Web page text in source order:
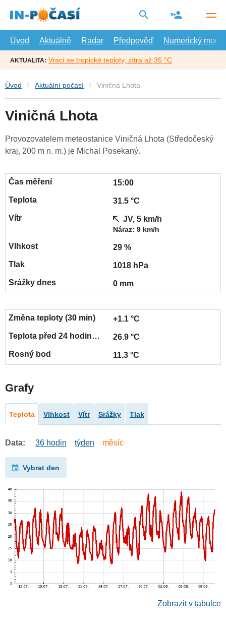
hlavní
Úvod
Aktuálně Radar Předpověď Numerický model
AKTUALITA: Vrací se tropické teploty, zítra až 35 °C
Úvod Aktuální počasí Viničná Lhota
Viničná Lhota
Provozovatelem meteostanice Viničná Lhota (Středočeský
kraj, 200 m n. m.) je Michal Posekaný.
15:00
31.5 °C
JV, 5 km/h
Náraz: 9 km/h
29 %
1018 hPa
0 mm
+1.1 °C
26.9 °C
11.3 °C
Grafy
Teplota Vlhkost Vítr Srážky Tlak
Data: 36 hodin týden měsíc
Vybrat den
Zobrazit v tabulce